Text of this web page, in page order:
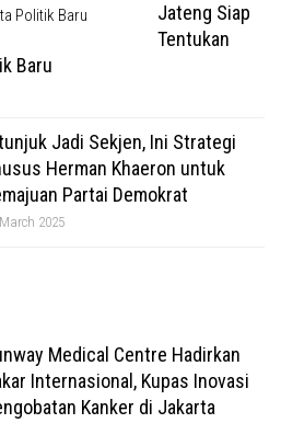
Jateng Siap
Tentukan
Baru
Jadi Sekjen, Ini Strategi
Herman Khaeron untuk
Partai Demokrat
2025
Medical Centre Hadirkan
Internasional, Kupas Inovasi
Kanker di Jakarta